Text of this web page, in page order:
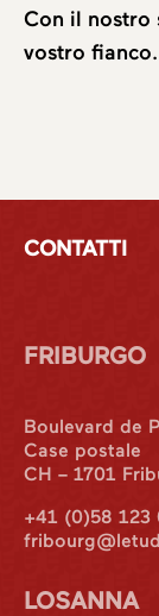
Con il nostro
vostro fianco.
CONTATTI
FRIBURGO
Boulevard de
Case postale
CH – 1701
+41 (0)58 123
LOSANNA